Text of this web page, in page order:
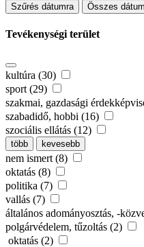
Szűrés dátumra Összes dátum
Tevékenységi terület
kultúra (30)
sport (29)
szakmai, gazdasági
szabadidő, hobbi (16)
szociális ellátás (12)
több kevesebb
nem ismert (8)
oktatás (8)
politika (7)
vallás (7)
általános adományosztás, -
polgárvédelem, tűzoltás (2)
oktatás (2)